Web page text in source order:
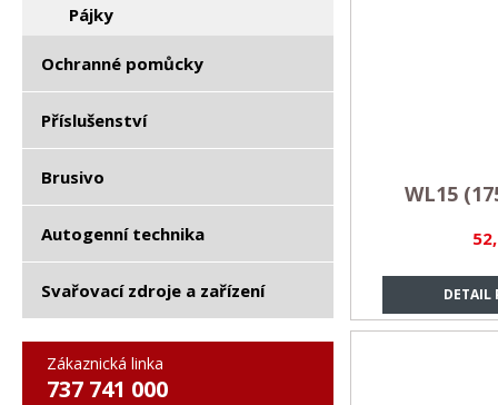
Pájky
Ochranné pomůcky
Příslušenství
Brusivo
Autogenní technika
Svařovací zdroje a zařízení
Zákaznická linka
737 741 000
DETAIL
WL15